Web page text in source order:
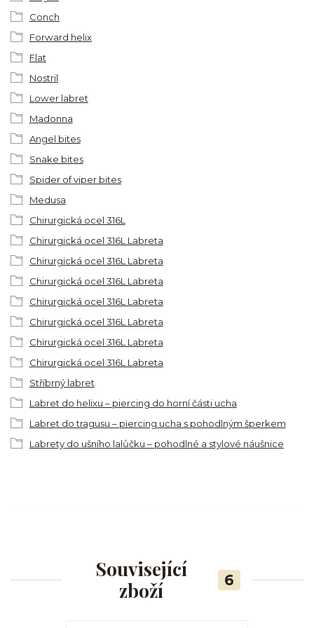
Conch
Forward helix
Flat
Nostril
Lower labret
Madonna
Angel bites
Snake bites
Spider of viper bites
Medusa
Chirurgická ocel 316L
Chirurgická ocel 316L Labreta
Chirurgická ocel 316L Labreta
Chirurgická ocel 316L Labreta
Chirurgická ocel 316L Labreta
Chirurgická ocel 316L Labreta
Chirurgická ocel 316L Labreta
Chirurgická ocel 316L Labreta
Stříbrný labret
Labret do helixu – piercing do horní části ucha
Labret do tragusu – piercing ucha s pohodlným šperkem
Labrety do ušního lalůčku – pohodlné a stylové náušnice
Související
zboží
6